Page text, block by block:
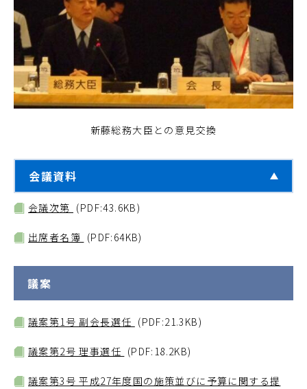
新藤総務大臣との意見交換
会議資料
会議次第 (PDF:43.6KB)
出席者名簿 (PDF:64KB)
議案
議案第1号 副会長選任 (PDF:21.3KB)
議案第2号 理事選任 (PDF:18.2KB)
議案第3号 平成27年度国の施策並びに予算に関する提